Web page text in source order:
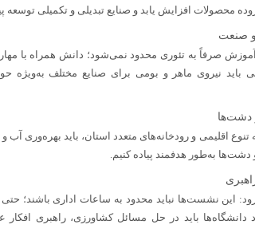
محصولات افزایش یابد و صنایع تبدیلی و تکمیلی توسعه
و صنعت
صرفاً به تئوری محدود نمی‌شود؛ دانش همراه با
باید نیروی ماهر و بومی برای صنایع مختلف به‌ویژه
دشت‌ها
اقلیمی و رودخانه‌های متعدد استان، باید بهره‌وری آب
به‌طور هدفمند پیاده کنیم.
این نشست‌ها نباید محدود به ساعات اداری باشند؛ حتی
باید در حل مسائل کشاورزی، راهبری